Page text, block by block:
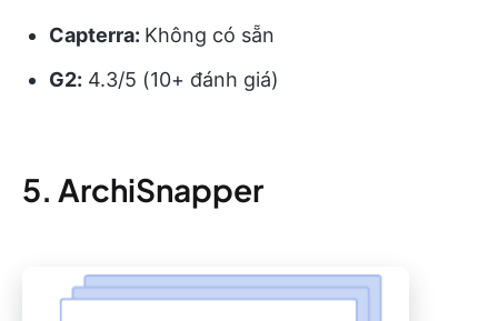
Capterra: Không có sẵn
G2: 4.3/5 (10+ đánh giá)
5. ArchiSnapper